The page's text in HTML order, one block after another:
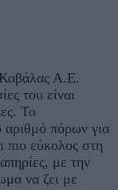
Α.Ε.
του είναι
Το
αριθμό πόρων για
πιο εύκολος στη
με την
να ζει με